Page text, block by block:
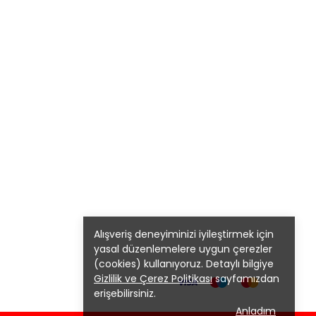
Alışveriş deneyiminizi iyileştirmek için
yasal düzenlemelere uygun çerezler
(cookies) kullanıyoruz. Detaylı bilgiye
Gizlilik ve Çerez Politikasısayfamızdan
erişebilirsiniz.
Anladım